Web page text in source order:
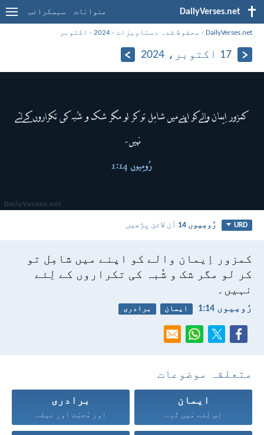
DailyVerses.net عنوانات سبسکرائب
DailyVerses.net
› محفوظ شدہ دستاویزات ›
2024
› اکتوبر
17 اکتوبر، 2024
URD رُومِیوں 14 آن لائن پڑھیں
کمزور اِیمان والے کو اپنے میں شامِل تو
کر لو مگر شک و شُبہ کی تکراروں کے لِئے
نہیں۔
رُومِیوں 14:‏1 ایمان برادری
متعلقہ موضوعات
ایمان
اِس لِئے مَیں تُم...
برادری
اور مُحبّت اور نیک...